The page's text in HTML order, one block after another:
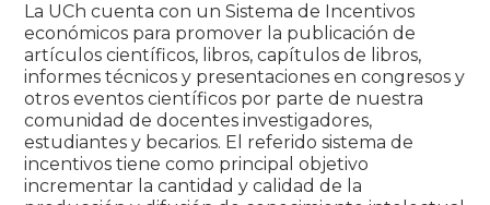
La UCh cuenta con un Sistema de Incentivos
económicos para promover la publicación de
artículos científicos, libros, capítulos de libros,
informes técnicos y presentaciones en congresos y
otros eventos científicos por parte de nuestra
comunidad de docentes investigadores,
estudiantes y becarios. El referido sistema de
incentivos tiene como principal objetivo
incrementar la cantidad y calidad de la